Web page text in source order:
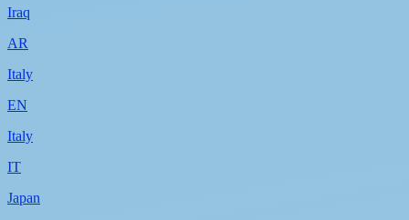
Iraq
AR
Italy
EN
Italy
IT
Japan